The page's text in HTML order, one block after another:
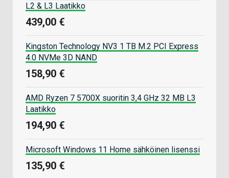
L2 & L3 Laatikko
439,00 €
Kingston Technology NV3 1 TB M.2 PCI Express
4.0 NVMe 3D NAND
158,90 €
AMD Ryzen 7 5700X suoritin 3,4 GHz 32 MB L3
Laatikko
194,90 €
Microsoft Windows 11 Home sähköinen lisenssi
135,90 €